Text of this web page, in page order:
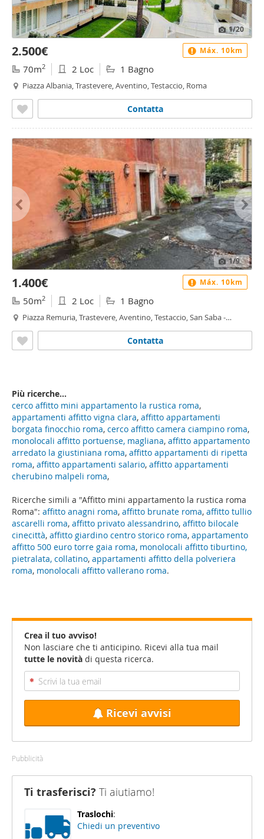
Ricerche simili a "Affitto mini appartamento la rustica roma
Roma": affitto anagni roma, affitto brunate roma, affitto tullio
ascarelli roma, affitto privato alessandrino, affitto bilocale
cinecittà, affitto giardino centro storico roma, appartamento
affitto 500 euro torre gaia roma, monolocali affitto tiburtino,
pietralata, collatino, appartamenti affitto della polveriera
roma, monolocali affitto vallerano roma.
1/20
2.500€
70m2 2 Loc 1 Bagno
Piazza Albania, Trastevere, Aventino, Testaccio, Roma
Contatta
Máx. 10km
1/9
1.400€
50m2 2 Loc 1 Bagno
Piazza Remuria, Trastevere, Aventino, Testaccio, San Saba -
Contatta
Máx. 10km
Più ricerche...
cerco affitto mini appartamento la rustica roma,
appartamenti affitto vigna clara, affitto appartamenti
borgata finocchio roma, cerco affitto camera ciampino roma,
monolocali affitto portuense, magliana, affitto appartamento
arredato la giustiniana roma, affitto appartamenti di ripetta
roma, affitto appartamenti salario, affitto appartamenti
cherubino malpeli roma,
Crea il tuo avviso!
Non lasciare che ti anticipino. Ricevi alla tua mail
tutte le novità di questa ricerca.
Ricevi avvisi
Pubblicità
Ti trasferisci? Ti aiutiamo!
Traslochi:
Chiedi un preventivo